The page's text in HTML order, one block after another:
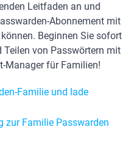
Leitfaden an und
Abonnement mit
Beginnen Sie sofort
Teilen von Passwörtern mit
Manager für Familien!
Familie und lade
zur Familie Passwarden